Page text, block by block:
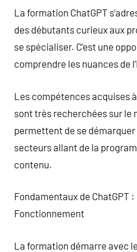
La formation ChatGPT
des débutants curieux aux
se spécialiser. C’est une
comprendre les nuances de
Les compétences acquises
sont très recherchées sur le
permettent de se
secteurs allant de la
contenu.
Fondamentaux de ChatGPT
Fonctionnement
La formation démarre avec